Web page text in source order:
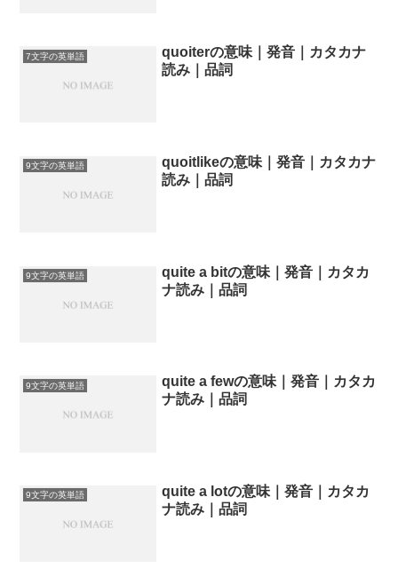
7文字の英単語
quoiterの意味｜発音｜カタカナ
読み｜品詞
9文字の英単語
quoitlikeの意味｜発音｜カタカナ
読み｜品詞
9文字の英単語
quite a bitの意味｜発音｜カタカ
ナ読み｜品詞
9文字の英単語
quite a fewの意味｜発音｜カタカ
ナ読み｜品詞
9文字の英単語
quite a lotの意味｜発音｜カタカ
ナ読み｜品詞